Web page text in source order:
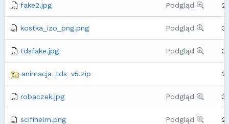
fake2.jpg Podgląd
kostka_izo_png.png Podgląd
tdsfake.jpg Podgląd
animacja_tds_v5.zip
robaczek.jpg Podgląd
scifihelm.png Podgląd